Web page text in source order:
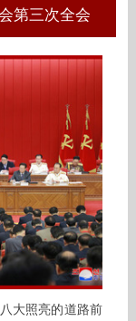
第三次全会
大照亮的道路前